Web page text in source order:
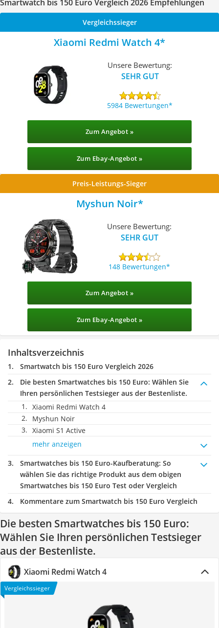
Smartwatch bis 150 Euro Vergleich 2026 Empfehlungen
Vergleichssieger
Xiaomi Redmi Watch 4
Unsere Bewertung:
SEHR GUT
5984 Bewertungen
Zum Angebot »
Zum Ebay-Angebot »
Preis-Leistungs-Sieger
Myshun Noir
Unsere Bewertung:
SEHR GUT
148 Bewertungen
Zum Angebot »
Zum Ebay-Angebot »
Inhaltsverzeichnis
Smartwatch bis 150 Euro Vergleich 2026
Die besten Smartwatches bis 150 Euro: Wählen Sie
Ihren persönlichen Testsieger aus der Bestenliste.
Xiaomi Redmi Watch 4
Myshun Noir
Xiaomi S1 Active
mehr anzeigen
Smartwatches bis 150 Euro-Kaufberatung: So
wählen Sie das richtige Produkt aus dem obigen
Smartwatches bis 150 Euro Test oder Vergleich
Kommentare zum Smartwatch bis 150 Euro Vergleich
Die besten Smartwatches bis 150 Euro:
Wählen Sie Ihren persönlichen Testsieger
aus der Bestenliste.
Xiaomi Redmi Watch 4
Vergleichssieger